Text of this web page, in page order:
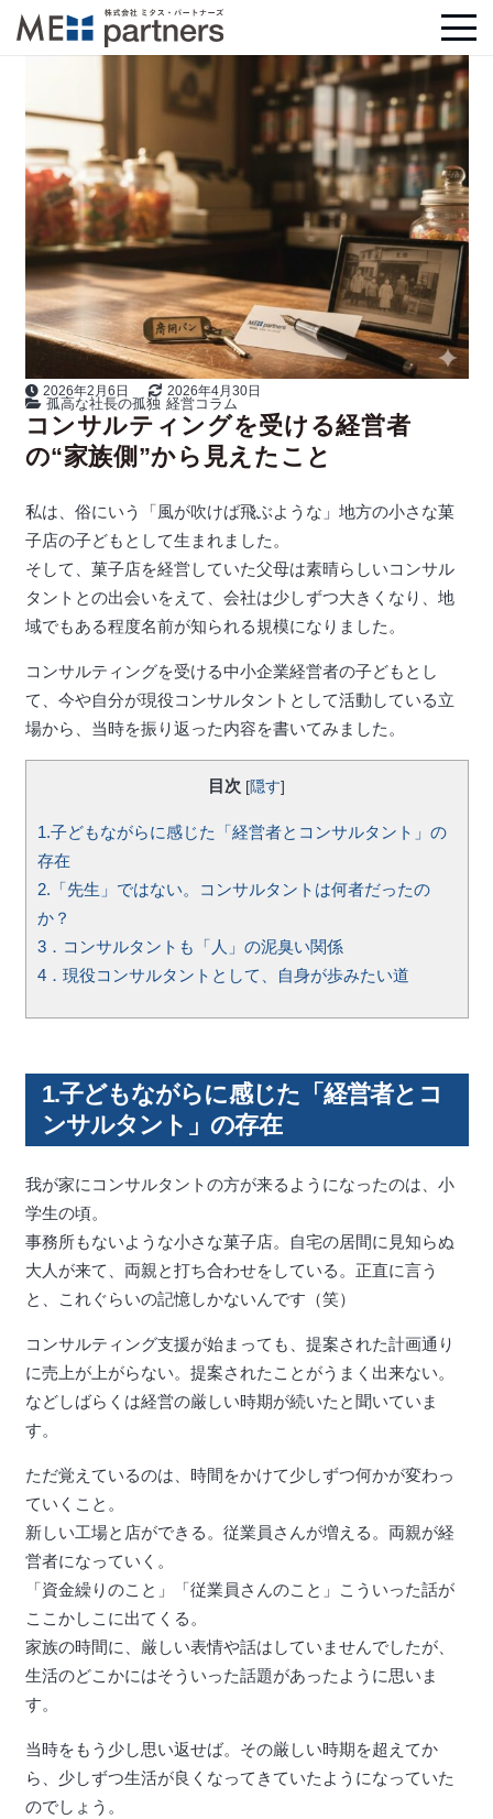
2026年2月6日 2026年4月30日
孤高な社長の孤独 経営コラム
コンサルティングを受ける経営者
の“家族側”から見えたこと
私は、俗にいう「風が吹けば飛ぶような」地方の小さな菓
子店の子どもとして生まれました。
そして、菓子店を経営していた父母は素晴らしいコンサル
タントとの出会いをえて、会社は少しずつ大きくなり、地
域でもある程度名前が知られる規模になりました。
コンサルティングを受ける中小企業経営者の子どもとし
て、今や自分が現役コンサルタントとして活動している立
場から、当時を振り返った内容を書いてみました。
目次 [隠す]
1.子どもながらに感じた「経営者とコンサルタント」の
存在
2.「先生」ではない。コンサルタントは何者だったの
か？
3．コンサルタントも「人」の泥臭い関係
4．現役コンサルタントとして、自身が歩みたい道
1.子どもながらに感じた「経営者とコ
ンサルタント」の存在
我が家にコンサルタントの方が来るようになったのは、小
学生の頃。
事務所もないような小さな菓子店。自宅の居間に見知らぬ
大人が来て、両親と打ち合わせをしている。正直に言う
と、これぐらいの記憶しかないんです（笑）
コンサルティング支援が始まっても、提案された計画通り
に売上が上がらない。提案されたことがうまく出来ない。
などしばらくは経営の厳しい時期が続いたと聞いていま
す。
ただ覚えているのは、時間をかけて少しずつ何かが変わっ
ていくこと。
新しい工場と店ができる。従業員さんが増える。両親が経
営者になっていく。
「資金繰りのこと」「従業員さんのこと」こういった話が
ここかしこに出てくる。
家族の時間に、厳しい表情や話はしていませんでしたが、
生活のどこかにはそういった話題があったように思いま
す。
当時をもう少し思い返せば。その厳しい時期を超えてか
ら、少しずつ生活が良くなってきていたようになっていた
のでしょう。